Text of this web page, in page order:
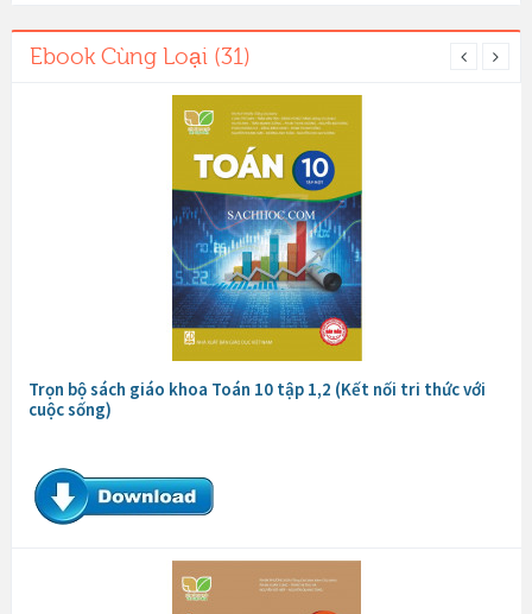
Ebook Cùng Loại (31)
Trọn bộ sách giáo khoa Toán 10 tập 1,2 (Kết nối tri thức với
cuộc sống)